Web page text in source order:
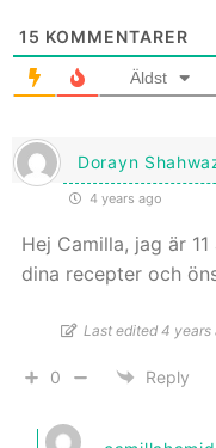
15 KOMMENTARER
Äldst
Dorayn
4 years ago
Hej Camilla, jag är
dina recepter och
Last edited 4
0 Reply